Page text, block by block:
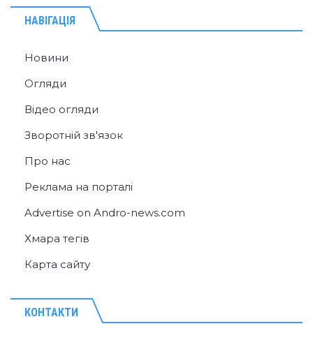
НАВІГАЦІЯ
Новини
Огляди
Відео огляди
Зворотній зв'язок
Про нас
Реклама на порталі
Advertise on Andro-news.com
Хмара тегів
Карта сайту
КОНТАКТИ